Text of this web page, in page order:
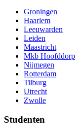
Groningen
Haarlem
Leeuwarden
Leiden
Maastricht
Mkb Hoofddorp
Nijmegen
Rotterdam
Tilburg
Utrecht
Zwolle
Studenten